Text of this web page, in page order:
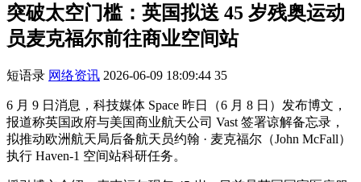
突破太空门槛：英国拟送 45 岁残奥运动
员麦克福尔前往商业空间站
短语录 网络资讯 2026-06-09 18:09:44 35
6 月 9 日消息，科技媒体 Space 昨日（6 月 8 日）发布博文，
报道称英国政府与美国商业航天公司 Vast 签署谅解备忘录，
拟推动欧洲航天局后备航天员约翰 · 麦克福尔（John McFall）
执行 Haven-1 空间站科研任务。